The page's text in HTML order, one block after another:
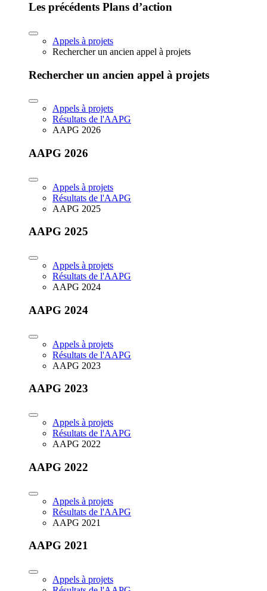
Les précédents Plans d’action
Appels à projets
Rechercher un ancien appel à projets
Rechercher un ancien appel à projets
Appels à projets
Résultats de l'AAPG
AAPG 2026
AAPG 2026
Appels à projets
Résultats de l'AAPG
AAPG 2025
AAPG 2025
Appels à projets
Résultats de l'AAPG
AAPG 2024
AAPG 2024
Appels à projets
Résultats de l'AAPG
AAPG 2023
AAPG 2023
Appels à projets
Résultats de l'AAPG
AAPG 2022
AAPG 2022
Appels à projets
Résultats de l'AAPG
AAPG 2021
AAPG 2021
Appels à projets